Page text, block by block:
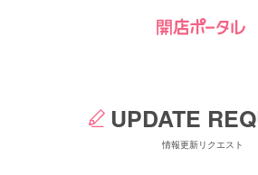
UPDATE
情報更新リクエスト